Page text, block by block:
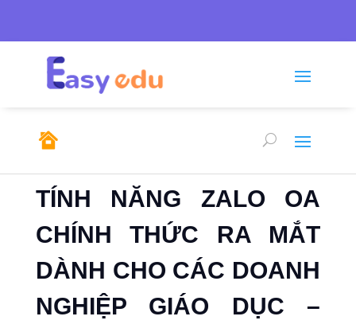
TÍNH NĂNG ZALO OA
CHÍNH THỨC RA MẮT
DÀNH CHO CÁC DOANH
NGHIỆP GIÁO DỤC –